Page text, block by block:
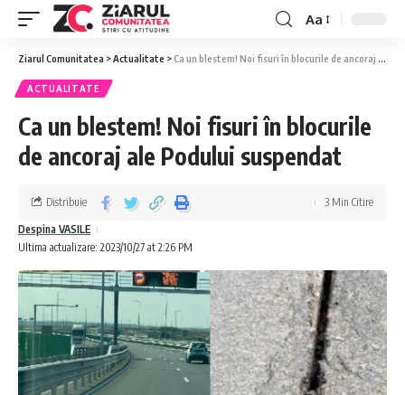
Aa
Ziarul Comunitatea >Actualitate >Ca un blestem! Noi fisuri în blocurile de ancoraj ale Podului suspendat
ACTUALITATE
Ca un blestem! Noi fisuri în blocurile
de ancoraj ale Podului suspendat
Ultima actualizare: 2023/10/27 at 2:26 PM
Despina VASILE
Distribuie 3 Min Citire